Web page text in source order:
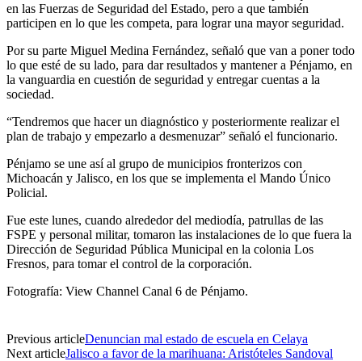
en las Fuerzas de Seguridad del Estado, pero a que también
participen en lo que les competa, para lograr una mayor seguridad.
Por su parte Miguel Medina Fernández, señaló que van a poner todo
lo que esté de su lado, para dar resultados y mantener a Pénjamo, en
la vanguardia en cuestión de seguridad y entregar cuentas a la
sociedad.
“Tendremos que hacer un diagnóstico y posteriormente realizar el
plan de trabajo y empezarlo a desmenuzar” señaló el funcionario.
Pénjamo se une así al grupo de municipios fronterizos con
Michoacán y Jalisco, en los que se implementa el Mando Único
Policial.
Fue este lunes, cuando alrededor del mediodía, patrullas de las
FSPE y personal militar, tomaron las instalaciones de lo que fuera la
Dirección de Seguridad Pública Municipal en la colonia Los
Fresnos, para tomar el control de la corporación.
Fotografía: View Channel Canal 6 de Pénjamo.
Previous articleDenuncian mal estado de escuela en Celaya
Next articleJalisco a favor de la marihuana: Aristóteles Sandoval